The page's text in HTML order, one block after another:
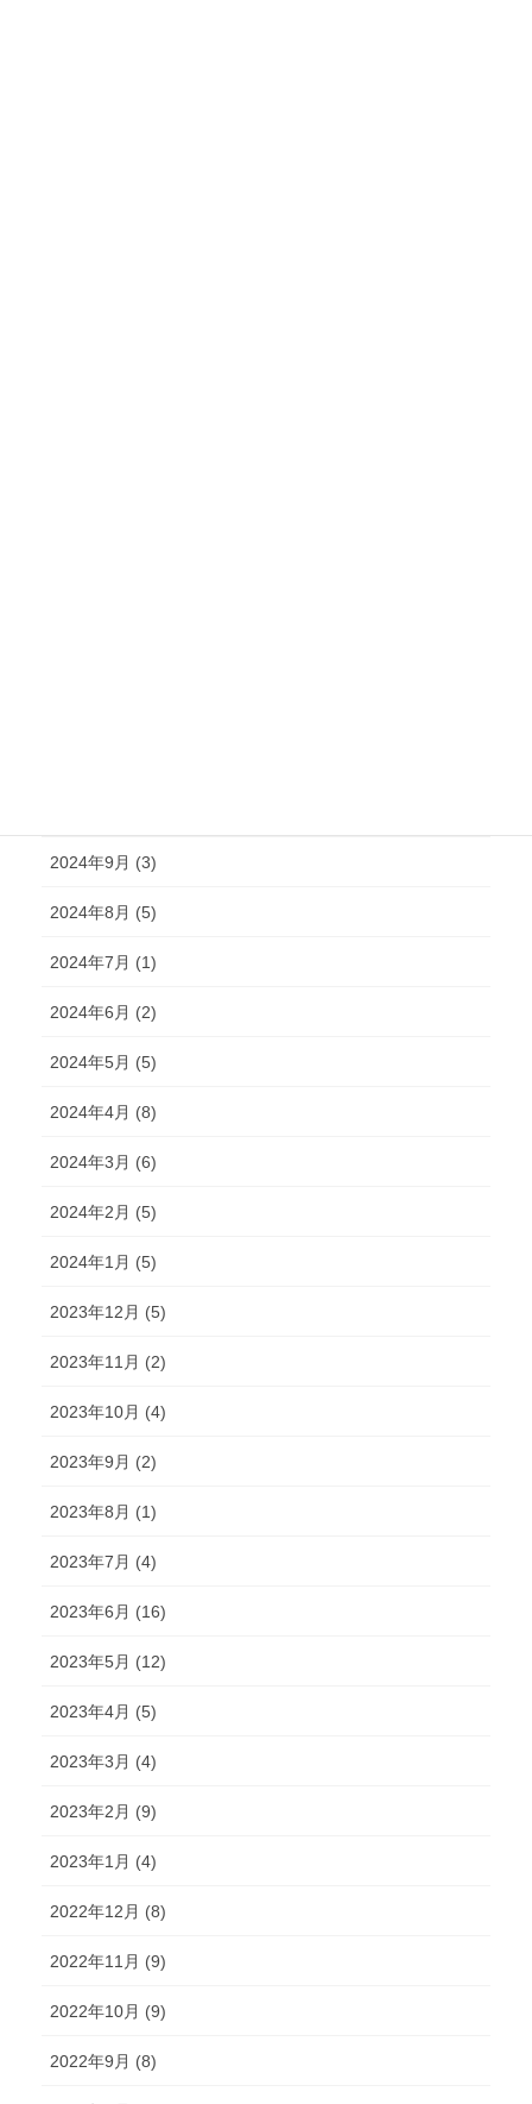
2024年9月 (3)
2024年8月 (5)
2024年7月 (1)
2024年6月 (2)
2024年5月 (5)
2024年4月 (8)
2024年3月 (6)
2024年2月 (5)
2024年1月 (5)
2023年12月 (5)
2023年11月 (2)
2023年10月 (4)
2023年9月 (2)
2023年8月 (1)
2023年7月 (4)
2023年6月 (16)
2023年5月 (12)
2023年4月 (5)
2023年3月 (4)
2023年2月 (9)
2023年1月 (4)
2022年12月 (8)
2022年11月 (9)
2022年10月 (9)
2022年9月 (8)